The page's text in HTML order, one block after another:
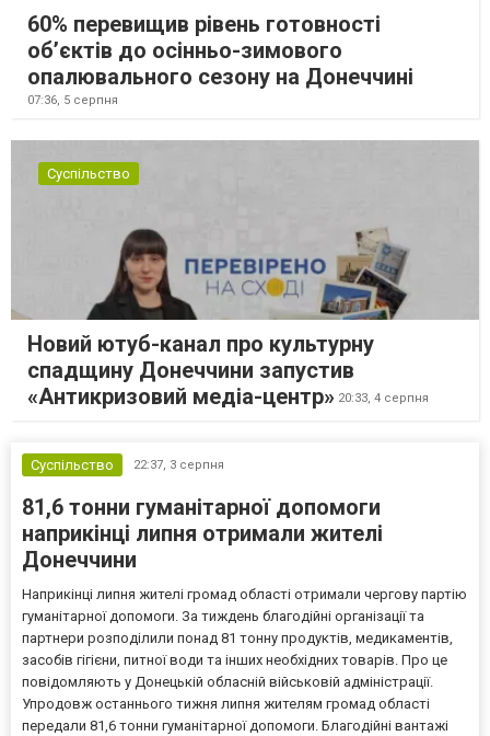
60% перевищив рівень готовності
об’єктів до осінньо-зимового
опалювального сезону на Донеччині
07:36, 5 серпня
Суспільство
Новий ютуб-канал про культурну
спадщину Донеччини запустив
«Антикризовий медіа-центр» 20:33, 4 серпня
Суспільство 22:37, 3 серпня
81,6 тонни гуманітарної допомоги
наприкінці липня отримали жителі
Донеччини
Наприкінці липня жителі громад області отримали чергову партію
гуманітарної допомоги. За тиждень благодійні організації та
партнери розподілили понад 81 тонну продуктів, медикаментів,
засобів гігієни, питної води та інших необхідних товарів. Про це
повідомляють у Донецькій обласній військовій адміністрації.
Упродовж останнього тижня липня жителям громад області
передали 81,6 тонни гуманітарної допомоги. Благодійні вантажі